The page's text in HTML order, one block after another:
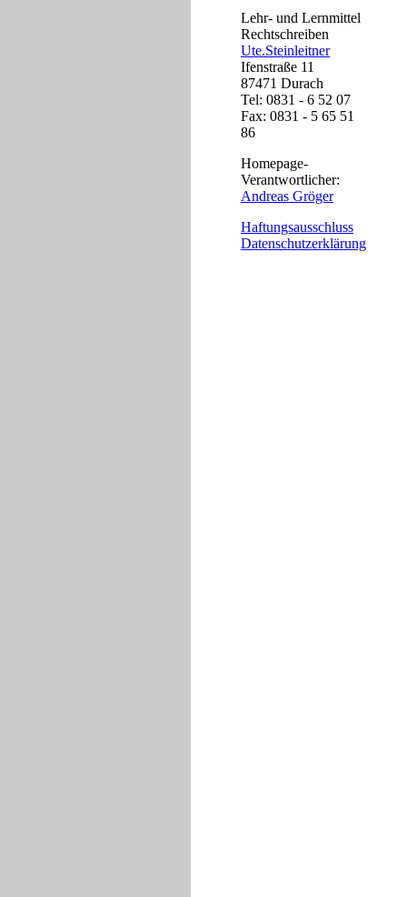
Lehr- und Lernmittel
Rechtschreiben
Ute.Steinleitner
Ifenstraße 11
87471 Durach
Tel: 0831 - 6 52 07
Fax: 0831 - 5 65 51
86
Homepage-
Verantwortlicher:
Andreas Gröger
Haftungsausschluss
Datenschutzerklärung